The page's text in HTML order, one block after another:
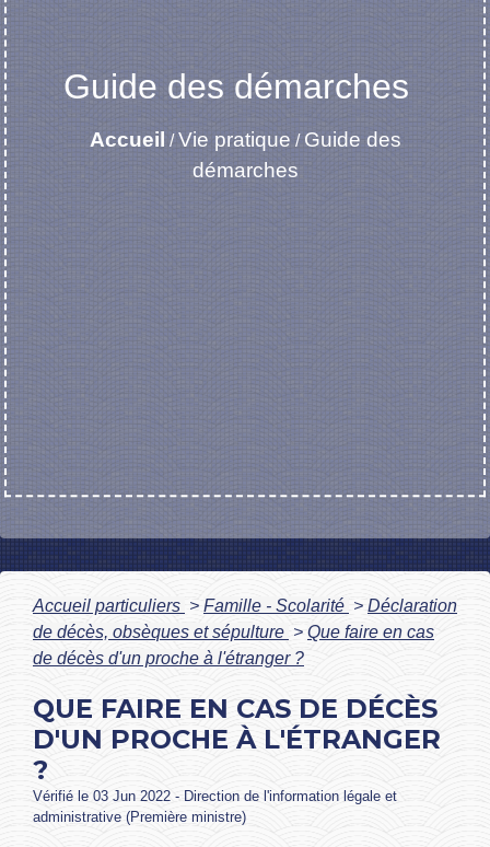
Guide des démarches
Accueil /Vie pratique / Guide des
démarches
Accueil particuliers > Famille - Scolarité > Déclaration
de décès, obsèques et sépulture > Que faire en cas
de décès d'un proche à l'étranger ?
QUE FAIRE EN CAS DE DÉCÈS
D'UN PROCHE À L'ÉTRANGER
?
Vérifié le 03 Jun 2022 - Direction de l'information légale et
administrative (Première ministre)